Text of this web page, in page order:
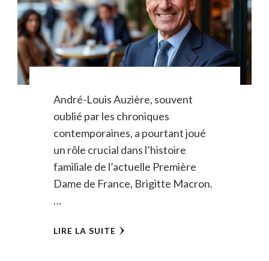
André-Louis Auzière, souvent
oublié par les chroniques
contemporaines, a pourtant joué
un rôle crucial dans l’histoire
familiale de l’actuelle Première
Dame de France, Brigitte Macron.
…
LIRE LA SUITE